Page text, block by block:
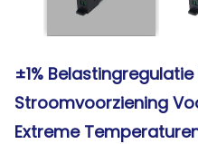
±1%
Stroomvoorziening
Extreme